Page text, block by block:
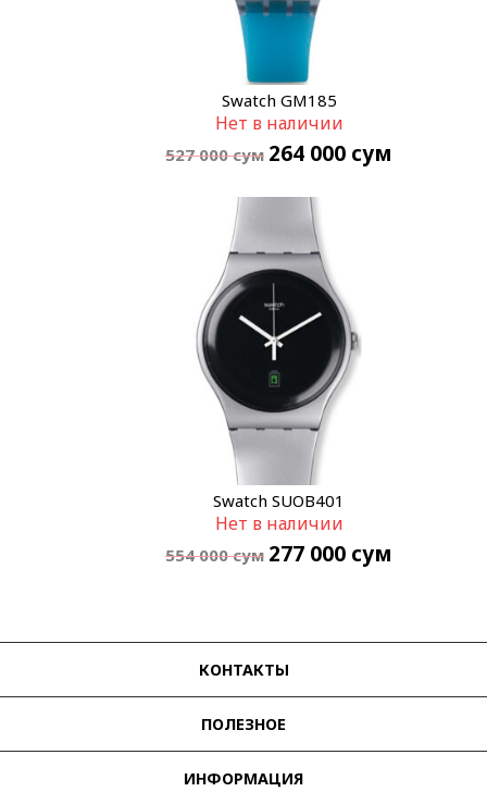
Swatch GM185
Нет в наличии
527 000сум 264 000 сум
Swatch SUOB401
Нет в наличии
554 000сум 277 000 сум
КОНТАКТЫ
ПОЛЕЗНОЕ
ИНФОРМАЦИЯ